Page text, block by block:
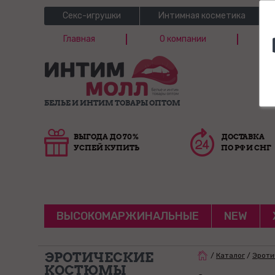
Секс-игрушки Интимная косметика
Главная О компании
БЕЛЬЕ И ИНТИМ ТОВАРЫ ОПТОМ
ВЫГОДА ДО 70%
УСПЕЙ КУПИТЬ
ДОСТАВКА
ПО РФ И СНГ
ВЫСОКОМАРЖИНАЛЬНЫЕ NEW
ЭРОТИЧЕСКИЕ
КОСТЮМЫ
/ Каталог /